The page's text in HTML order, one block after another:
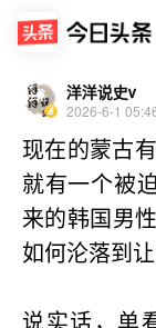
洋洋说史v
2026-6-1
现在的蒙古
就有一个被
来的韩国男
如何沦落到
说实话，单